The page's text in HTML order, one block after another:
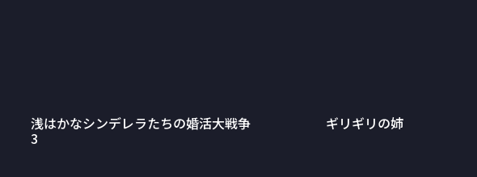
浅はかなシンデレラたちの婚活大戦争
3
ギリギリの姉